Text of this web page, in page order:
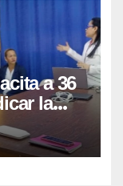
a 36
la